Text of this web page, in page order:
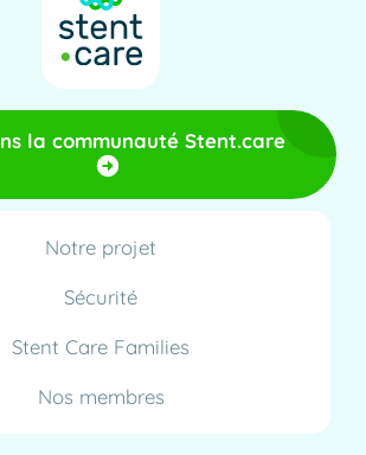
la communauté Stent.care
Notre projet
Sécurité
Stent Care Families
Nos membres